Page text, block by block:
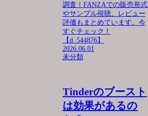
調査！FANZAでの販売形式
やサンプル視聴、レビュー
評価もまとめています。今
すぐチェック！
【d_544876】
2026.06.01
未分類
Tinderのブースト
は効果があるの